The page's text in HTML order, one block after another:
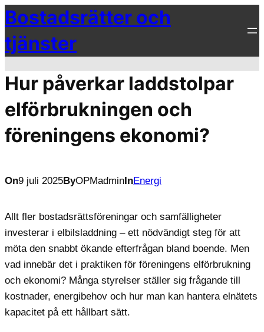
Hoppa
till
innehåll
Bostadsrätter och
tjänster
Hur påverkar laddstolpar
elförbrukningen och
föreningens ekonomi?
On9 juli 2025ByOPMadminInEnergi
Allt fler bostadsrättsföreningar och samfälligheter
investerar i elbilsladdning – ett nödvändigt steg för att
möta den snabbt ökande efterfrågan bland boende. Men
vad innebär det i praktiken för föreningens elförbrukning
och ekonomi? Många styrelser ställer sig frågande till
kostnader, energibehov och hur man kan hantera elnätets
kapacitet på ett hållbart sätt.